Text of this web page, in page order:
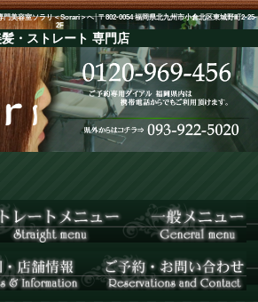
美容室ソラリ＜Sorari＞へ│〒802-0054 福岡県北九州市小倉北区東城野町2-25-
2F
・ストレート 専門店